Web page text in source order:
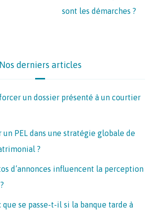
sont les démarches ?
Nos derniers articles
un dossier présenté à un courtier
PEL dans une stratégie globale de
?
d’annonces influencent la perception
se passe-t-il si la banque tarde à